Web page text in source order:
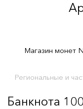
Магазин монет
Региональные и
Банкнота